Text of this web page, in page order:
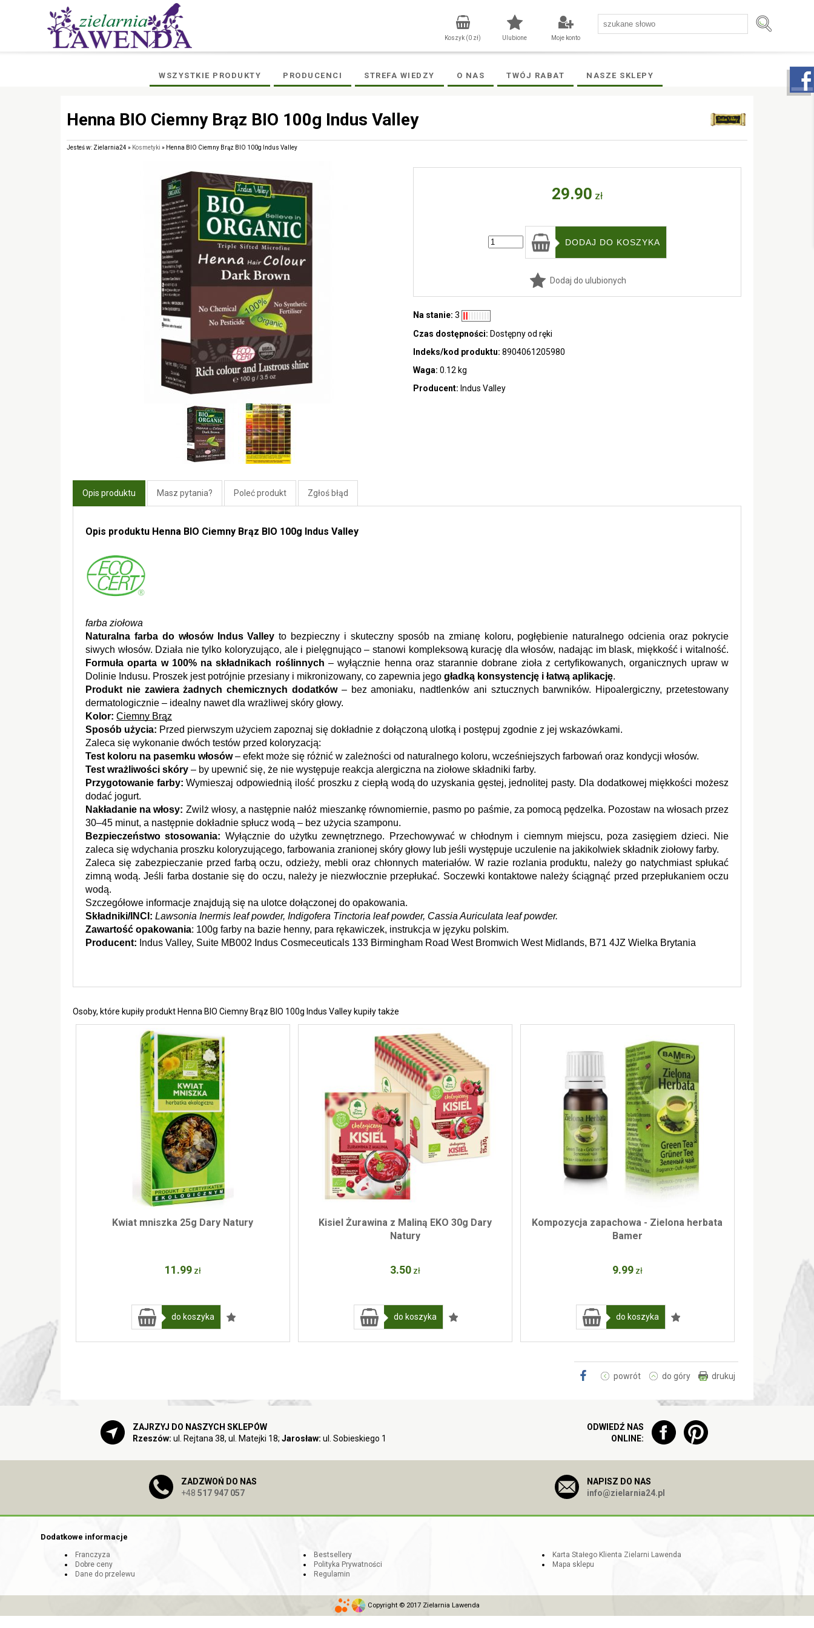
Moje konto
Ulubione
Koszyk (0 zł)
WSZYSTKIE PRODUKTY PRODUCENCI STREFA WIEDZY O NAS TWÓJ RABAT NASZE SKLEPY
Henna BIO Ciemny Brąz BIO 100g Indus Valley
Jesteś w: Zielarnia24 » Kosmetyki » Henna BIO Ciemny Brąz BIO 100g Indus Valley
29.90 zł
Dodaj do ulubionych
Na stanie: 3
Czas dostępności: Dostępny od ręki
Indeks/kod produktu: 8904061205980
Waga: 0.12 kg
Producent: Indus Valley
Opis produktu Masz pytania? Poleć produkt Zgłoś błąd
Opis produktu Henna BIO Ciemny Brąz BIO 100g Indus Valley
farba ziołowa
Naturalna farba do włosów Indus Valley to bezpieczny i skuteczny sposób na zmianę koloru, pogłębienie naturalnego odcienia oraz pokrycie
Formuła oparta w 100% na składnikach roślinnych – wyłącznie henna oraz starannie dobrane zioła z certyfikowanych, organicznych upraw w
Dolinie Indusu. Proszek jest potrójnie przesiany i mikronizowany, co zapewnia jego gładką konsystencję i łatwą aplikację.
Produkt nie zawiera żadnych chemicznych dodatków – bez amoniaku, nadtlenków ani sztucznych barwników. Hipoalergiczny, przetestowany
dermatologicznie – idealny nawet dla wrażliwej skóry głowy.
Kolor: Ciemny Brąz
Sposób użycia: Przed pierwszym użyciem zapoznaj się dokładnie z dołączoną ulotką i postępuj zgodnie z jej wskazówkami.
Zaleca się wykonanie dwóch testów przed koloryzacją:
Test koloru na pasemku włosów – efekt może się różnić w zależności od naturalnego koloru, wcześniejszych farbowań oraz kondycji włosów.
Test wrażliwości skóry – by upewnić się, że nie występuje reakcja alergiczna na ziołowe składniki farby.
Przygotowanie farby: Wymieszaj odpowiednią ilość proszku z ciepłą wodą do uzyskania gęstej, jednolitej pasty. Dla dodatkowej miękkości możesz
dodać jogurt.
Nakładanie na włosy: Zwilż włosy, a następnie nałóż mieszankę równomiernie, pasmo po paśmie, za pomocą pędzelka. Pozostaw na włosach przez
30–45 minut, a następnie dokładnie spłucz wodą – bez użycia szamponu.
Bezpieczeństwo stosowania: Wyłącznie do użytku zewnętrznego. Przechowywać w chłodnym i ciemnym miejscu, poza zasięgiem dzieci. Nie
zaleca się wdychania proszku koloryzującego, farbowania zranionej skóry głowy lub jeśli występuje uczulenie na jakikolwiek składnik ziołowy farby.
Zaleca się zabezpieczanie przed farbą oczu, odzieży, mebli oraz chłonnych materiałów. W razie rozlania produktu, należy go natychmiast spłukać
zimną wodą. Jeśli farba dostanie się do oczu, należy je niezwłocznie przepłukać. Soczewki kontaktowe należy ściągnąć przed przepłukaniem oczu
wodą.
Szczegółowe informacje znajdują się na ulotce dołączonej do opakowania.
Składniki/INCI: Lawsonia Inermis leaf powder, Indigofera Tinctoria leaf powder, Cassia Auriculata leaf powder.
Zawartość opakowania: 100g farby na bazie henny, para rękawiczek, instrukcja w języku polskim.
Producent: Indus Valley, Suite MB002 Indus Cosmeceuticals 133 Birmingham Road West Bromwich West Midlands, B71 4JZ Wielka Brytania
Osoby, które kupiły produkt Henna BIO Ciemny Brąz BIO 100g Indus Valley kupiły także
Kwiat mniszka 25g Dary Natury
11.99 zł
do koszyka
Kisiel Żurawina z Maliną EKO 30g Dary
Natury
3.50 zł
do koszyka
Kompozycja zapachowa - Zielona herbata
Bamer
9.99 zł
do koszyka
powrót do góry drukuj
ZAJRZYJ DO NASZYCH SKLEPÓW
Rzeszów: ul. Rejtana 38, ul. Matejki 18; Jarosław: ul. Sobieskiego 1
ODWIEDŹ NAS
ONLINE:
ZADZWOŃ DO NAS
+48 517 947 057
NAPISZ DO NAS
info@zielarnia24.pl
Dodatkowe informacje
Franczyza
Dobre ceny
Dane do przelewu
Bestsellery
Polityka Prywatności
Regulamin
Karta Stałego Klienta Zielarni Lawenda
Mapa sklepu
Copyright © 2017 Zielarnia Lawenda